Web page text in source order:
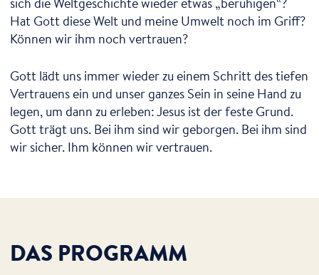
Hat Gott diese Welt und meine Umwelt noch im Griff?
Können wir ihm noch vertrauen?
Gott lädt uns immer wieder zu einem Schritt des tiefen
Vertrauens ein und unser ganzes Sein in seine Hand zu
legen, um dann zu erleben: Jesus ist der feste Grund.
Gott trägt uns. Bei ihm sind wir geborgen. Bei ihm sind
wir sicher. Ihm können wir vertrauen.
DAS PROGRAMM